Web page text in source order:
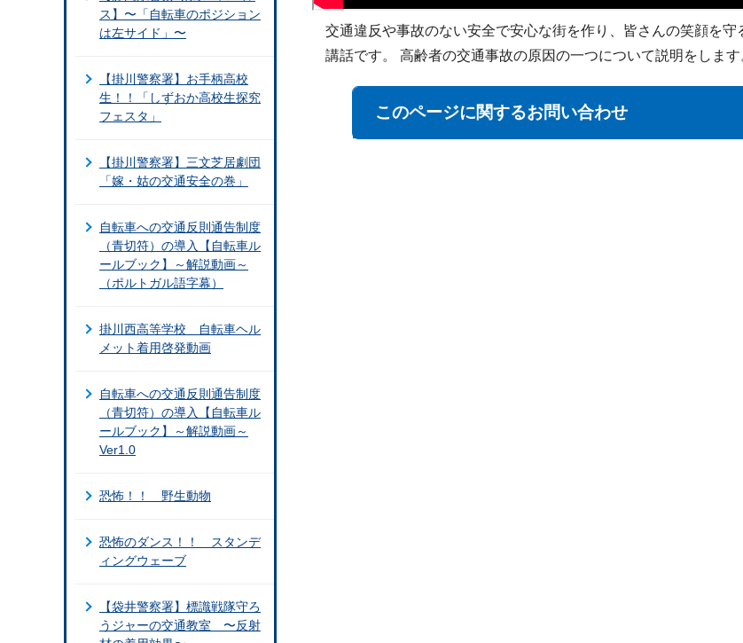
交通違反や事故のない安全で安心な街を作り、皆さんの笑顔を
講話です。 高齢者の交通事故の原因の一つについて説明をします
このページに関するお問い合わせ
ス】〜「自転車のポジション
は左サイド」〜
【掛川警察署】お手柄高校
生！！「しずおか高校生探究
フェスタ」
【掛川警察署】三文芝居劇団
「嫁・姑の交通安全の巻」
自転車への交通反則通告制度
（青切符）の導入【自転車ル
ールブック】～解説動画～
（ポルトガル語字幕）
掛川西高等学校 自転車ヘル
メット着用啓発動画
自転車への交通反則通告制度
（青切符）の導入【自転車ル
ールブック】～解説動画～
Ver1.0
恐怖！！ 野生動物
恐怖のダンス！！ スタンデ
ィングウェーブ
【袋井警察署】標識戦隊守ろ
うジャーの交通教室 〜反射